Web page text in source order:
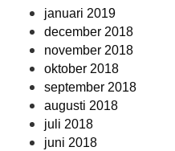
januari 2019
december 2018
november 2018
oktober 2018
september 2018
augusti 2018
juli 2018
juni 2018